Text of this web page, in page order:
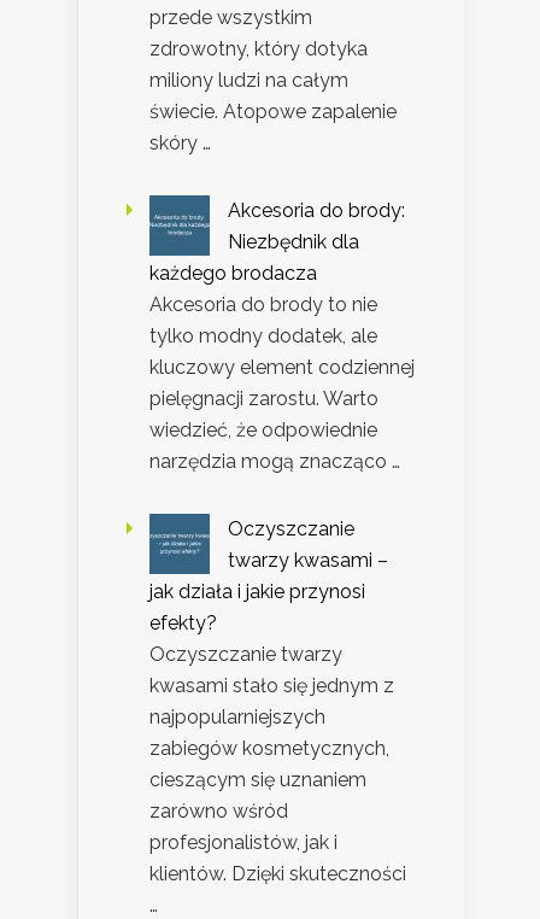
przede wszystkim
zdrowotny, który dotyka
miliony ludzi na całym
świecie. Atopowe zapalenie
skóry …
Akcesoria do brody:
Niezbędnik dla
każdego brodacza
Akcesoria do brody to nie
tylko modny dodatek, ale
kluczowy element codziennej
pielęgnacji zarostu. Warto
wiedzieć, że odpowiednie
narzędzia mogą znacząco …
Oczyszczanie
twarzy kwasami –
jak działa i jakie przynosi
efekty?
Oczyszczanie twarzy
kwasami stało się jednym z
najpopularniejszych
zabiegów kosmetycznych,
cieszącym się uznaniem
zarówno wśród
profesjonalistów, jak i
klientów. Dzięki skuteczności
…